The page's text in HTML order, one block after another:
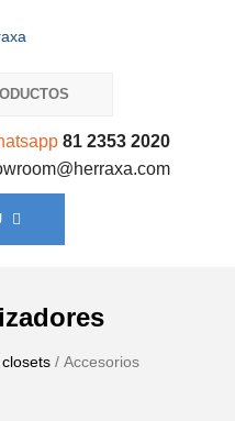
81 2353 2020
/ Accesorios